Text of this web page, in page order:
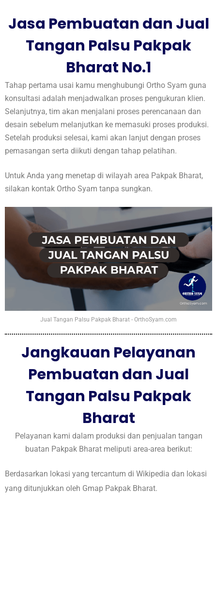
Jasa Pembuatan dan Jual
Tangan Palsu Pakpak
Bharat No.1
Tahap pertama usai kamu menghubungi Ortho Syam guna
konsultasi adalah menjadwalkan proses pengukuran klien.
Selanjutnya, tim akan menjalani proses perencanaan dan
desain sebelum melanjutkan ke memasuki proses produksi.
Setelah produksi selesai, kami akan lanjut dengan proses
pemasangan serta diikuti dengan tahap pelatihan.
Untuk Anda yang menetap di wilayah area Pakpak Bharat,
silakan kontak Ortho Syam tanpa sungkan.
Jual Tangan Palsu Pakpak Bharat - OrthoSyam.com
Jangkauan Pelayanan
Pembuatan dan Jual
Tangan Palsu Pakpak
Bharat
Pelayanan kami dalam produksi dan penjualan tangan
buatan Pakpak Bharat meliputi area-area berikut:
Berdasarkan lokasi yang tercantum di Wikipedia dan lokasi
yang ditunjukkan oleh Gmap Pakpak Bharat.